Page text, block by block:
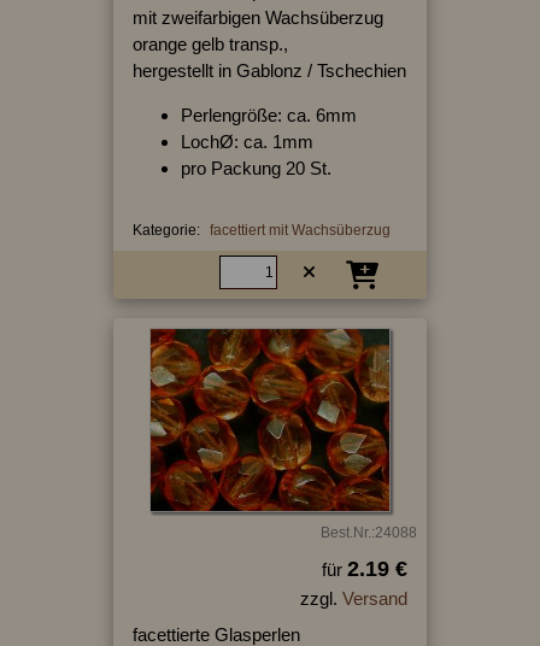
mit zweifarbigen Wachsüberzug
orange gelb transp.,
hergestellt in Gablonz / Tschechien
Perlengröße: ca. 6mm
LochØ: ca. 1mm
pro Packung 20 St.
Kategorie: facettiert mit Wachsüberzug
Best.Nr.:24088
für 2.19 €
zzgl. Versand
facettierte Glasperlen